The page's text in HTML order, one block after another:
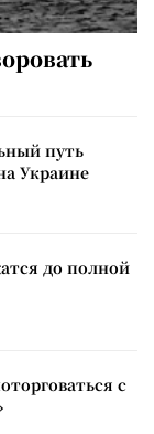
путь
Украине
до полной
с